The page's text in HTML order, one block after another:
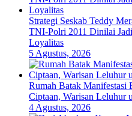
Strategi Seskab Teddy
TNI-Polri 2011 Dinilai
Loyalitas
5 Agustus, 2026
Rumah Batak Manifestasi
Ciptaan, Warisan Leluhur
4 Agustus, 2026